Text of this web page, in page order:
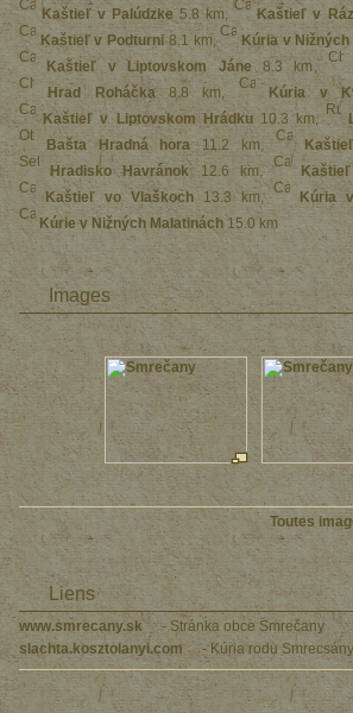
Kaštieľ v Palúdzke5.8 km, Kaštieľ v
Kaštieľ v Podturni8.1 km, Kúria v
Kaštieľ v Liptovskom Jáne8.3 km ,
Hrad Roháčka8.8 km, Kúria v
Kaštieľ v Liptovskom Hrádku10.3 km,
Bašta Hradná hora11.2 km,
Hradisko Havránok12.6 km,
Kaštieľ vo Vlaškoch13.3 km, Kúria
Kúrie v Nižných Malatinách 15.0 km
Images
Toutes
Liens
www.smrecany.sk
- Stránka obce Smrečany
slachta.kosztolanyi.com
- Kúria rodu